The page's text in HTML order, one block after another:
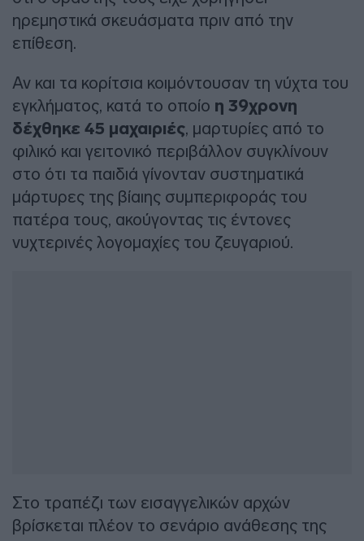
ηρεμηστικά σκευάσματα πριν από την
επίθεση.
Αν και τα κορίτσια κοιμόντουσαν τη νύχτα του
εγκλήματος, κατά το οποίο η 39χρονη
δέχθηκε 45 μαχαιριές, μαρτυρίες από το
φιλικό και γειτονικό περιβάλλον συγκλίνουν
στο ότι τα παιδιά γίνονταν συστηματικά
μάρτυρες της βίαιης συμπεριφοράς του
πατέρα τους, ακούγοντας τις έντονες
νυχτερινές λογομαχίες του ζευγαριού.
Στο τραπέζι των εισαγγελικών αρχών
βρίσκεται πλέον το σενάριο ανάθεσης της